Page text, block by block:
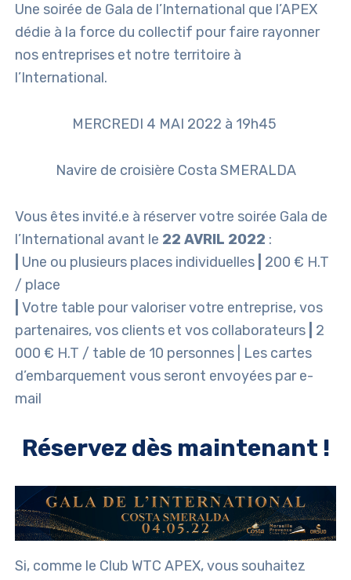
Une soirée de Gala de l’International que l’APEX
dédie à la force du collectif pour faire rayonner
nos entreprises et notre territoire à
l’International.
MERCREDI 4 MAI 2022 à 19h45
Navire de croisière Costa SMERALDA
Vous êtes invité.e à réserver votre soirée Gala de
l’International avant le 22 AVRIL 2022 :
Une ou plusieurs places individuelles
200 € H.T
/ place
Votre table pour valoriser votre entreprise, vos
partenaires, vos clients et vos collaborateurs
2
000 € H.T / table de 10 personnes | Les cartes
d’embarquement vous seront envoyées par e-
mail
Réservez dès maintenant !
Si, comme le Club WTC APEX, vous souhaitez